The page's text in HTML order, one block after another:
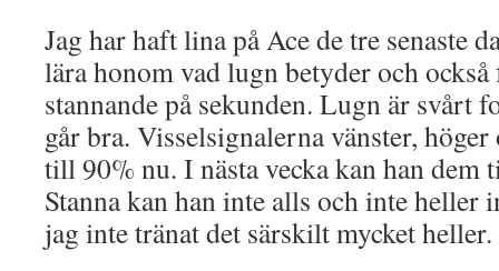
Jag har haft lina på Ace de tre senaste
lära honom vad lugn betyder och
stannande på sekunden. Lugn är svårt
går bra. Visselsignalerna vänster,
till 90% nu. I nästa vecka kan han
Stanna kan han inte alls och inte heller
jag inte tränat det särskilt mycket heller.